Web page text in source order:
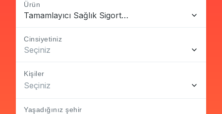
Ürün
Tamamlayıcı Sağlık Sigortası
Cinsiyetiniz
Seçiniz
Kişiler
Seçiniz
Yaşadığınız şehir